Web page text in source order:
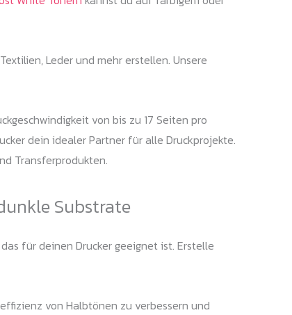
Leder und mehr erstellen. Unsere
von bis zu 17 Seiten pro
dein idealer Partner für alle Druckprojekte.
Transferprodukten.
Substrate
für deinen Drucker geeignet ist. Erstelle
von Halbtönen zu verbessern und